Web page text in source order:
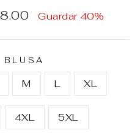
Guardar 40%
M L XL
4XL 5XL